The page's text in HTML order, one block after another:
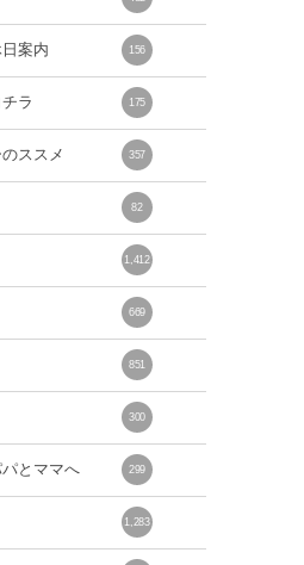
案内 156
ラ 175
ススメ 357
82
1,412
669
851
300
とママへ 299
1,283